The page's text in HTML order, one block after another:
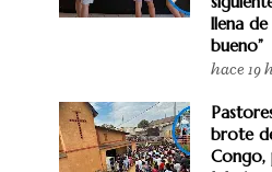
llena de
bueno”
hace 19
brote
Congo,